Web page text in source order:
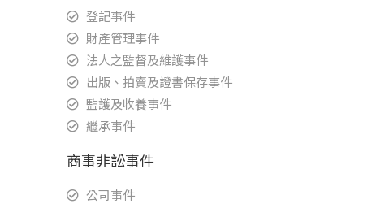
登記事件
財產管理事件
法人之監督及維護事件
出版、拍賣及證書保存事件
監護及收養事件
繼承事件
商事非訟事件
公司事件